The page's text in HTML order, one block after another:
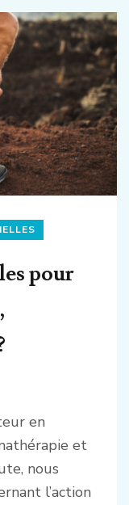
pour
en
et
nous
l’action